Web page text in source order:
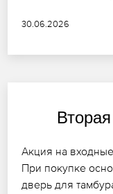
30.06.2026
Акция на
При покупке
дверь для